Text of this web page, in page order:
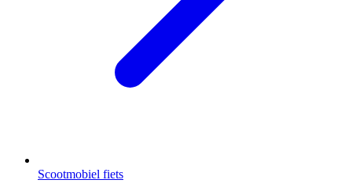
Scootmobiel fiets